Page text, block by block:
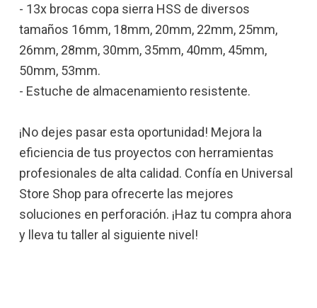
- 13x brocas copa sierra HSS de diversos
tamaños 16mm, 18mm, 20mm, 22mm, 25mm,
26mm, 28mm, 30mm, 35mm, 40mm, 45mm,
50mm, 53mm.
- Estuche de almacenamiento resistente.
¡No dejes pasar esta oportunidad! Mejora la
eficiencia de tus proyectos con herramientas
profesionales de alta calidad. Confía en Universal
Store Shop para ofrecerte las mejores
soluciones en perforación. ¡Haz tu compra ahora
y lleva tu taller al siguiente nivel!